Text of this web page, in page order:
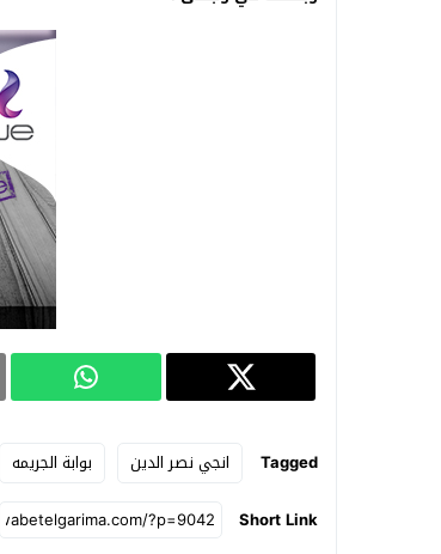
Tagged انجي نصر الدين بوابة الجريمه
Short Link